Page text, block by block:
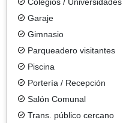
Garaje
Gimnasio
Parqueadero visitantes
Piscina
Portería / Recepción
Salón Comunal
Trans. público cercano